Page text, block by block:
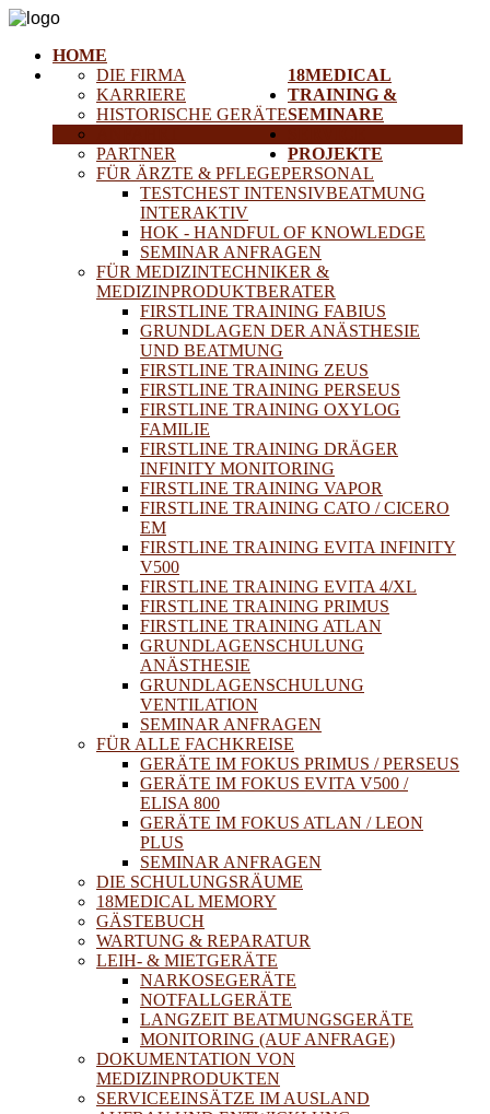
HOME
18MEDICAL
DIE FIRMA
KARRIERE
HISTORISCHE GERÄTE
PARTNER
TRAINING &
SEMINARE
FÜR ÄRZTE & PFLEGEPERSONAL
TESTCHEST INTENSIVBEATMUNG
INTERAKTIV
HOK - HANDFUL OF KNOWLEDGE
SEMINAR ANFRAGEN
FÜR MEDIZINTECHNIKER &
MEDIZINPRODUKTBERATER
FIRSTLINE TRAINING FABIUS
GRUNDLAGEN DER ANÄSTHESIE
UND BEATMUNG
FIRSTLINE TRAINING ZEUS
FIRSTLINE TRAINING PERSEUS
FIRSTLINE TRAINING OXYLOG
FAMILIE
FIRSTLINE TRAINING DRÄGER
INFINITY MONITORING
FIRSTLINE TRAINING VAPOR
FIRSTLINE TRAINING CATO / CICERO
EM
FIRSTLINE TRAINING EVITA INFINITY
V500
FIRSTLINE TRAINING EVITA 4/XL
FIRSTLINE TRAINING PRIMUS
FIRSTLINE TRAINING ATLAN
GRUNDLAGENSCHULUNG
ANÄSTHESIE
GRUNDLAGENSCHULUNG
VENTILATION
SEMINAR ANFRAGEN
FÜR ALLE FACHKREISE
GERÄTE IM FOKUS PRIMUS / PERSEUS
GERÄTE IM FOKUS EVITA V500 /
ELISA 800
GERÄTE IM FOKUS ATLAN / LEON
PLUS
SEMINAR ANFRAGEN
DIE SCHULUNGSRÄUME
18MEDICAL MEMORY
GÄSTEBUCH
WARTUNG & REPARATUR
LEIH- & MIETGERÄTE
NARKOSEGERÄTE
NOTFALLGERÄTE
LANGZEIT BEATMUNGSGERÄTE
MONITORING (AUF ANFRAGE)
DOKUMENTATION VON
MEDIZINPRODUKTEN
PROJEKTE
SERVICEEINSÄTZE IM AUSLAND